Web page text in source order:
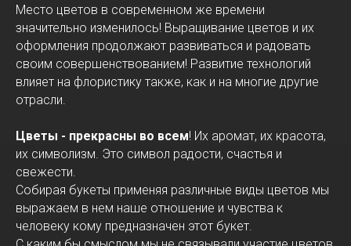
Место цветов в современном же времени
значительно изменилось! Выращивание цветов и их
оформления продолжают развиваться и радовать
своим совершенствованием! Развитие технологий
влияет на флористику также, как и на многие другие
отрасли.
Цветы - прекрасны во всем! Их аромат, их красота,
их символизм. Это символ радости, счастья и
свежести.
Собирая букеты применяя различные виды цветов мы
выражаем в нем наше отношение и чувства к
человеку кому предназначен этот букет.